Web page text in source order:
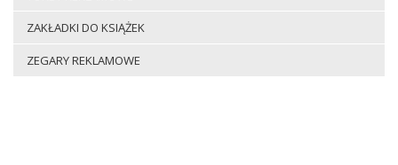
ZAKŁADKI DO KSIĄŻEK
ZEGARY REKLAMOWE